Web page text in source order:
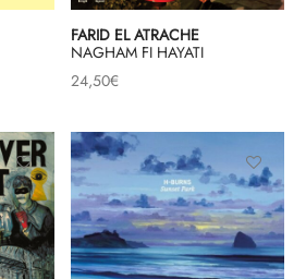
FARID EL ATRACHE
NAGHAM FI HAYATI
24,50€